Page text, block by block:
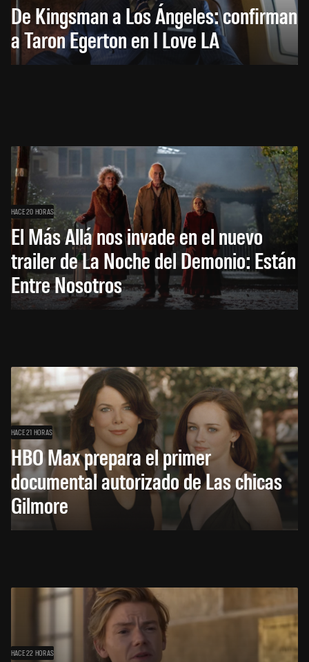
De Kingsman a Los Ángeles: confirman
a Taron Egerton en I Love LA
HACE 20 HORAS
El Más Allá nos invade en el nuevo
trailer de La Noche del Demonio: Están
Entre Nosotros
HACE 21 HORAS
HBO Max prepara el primer
documental autorizado de Las chicas
Gilmore
HACE 22 HORAS